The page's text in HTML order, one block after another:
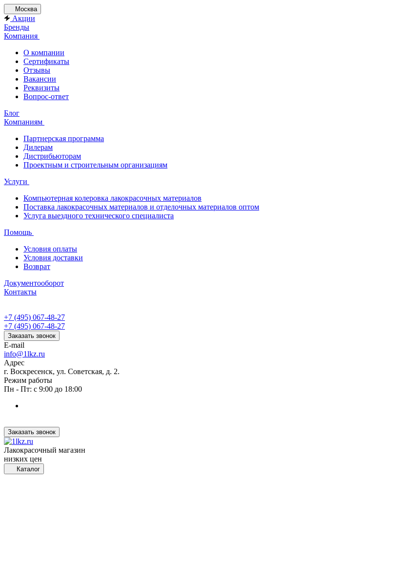
Москва
Акции
Бренды
Компания
О компании
Сертификаты
Отзывы
Вакансии
Реквизиты
Вопрос-ответ
Блог
Компаниям
Партнерская программа
Дилерам
Дистрибьюторам
Проектным и строительным организациям
Услуги
Компьютерная колеровка лакокрасочных материалов
Поставка лакокрасочных материалов и отделочных материалов оптом
Услуга выездного технического специалиста
Помощь
Условия оплаты
Условия доставки
Возврат
Документооборот
Контакты
+7 (495) 067-48-27
+7 (495) 067-48-27
Заказать звонок
E-mail
info@1lkz.ru
Адрес
г. Воскресенск, ул. Советская, д. 2.
Режим работы
Пн - Пт: с 9:00 до 18:00
Заказать звонок
Лакокрасочный магазин
низких цен
Каталог